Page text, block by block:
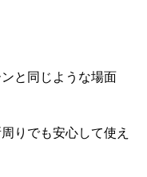
と同じような場面
りでも安心して使え